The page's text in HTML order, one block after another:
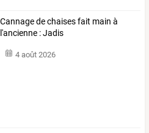
Cannage de chaises fait main à
l'ancienne : Jadis
4 août 2026